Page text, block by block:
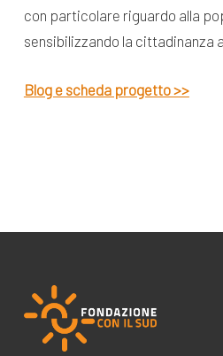
con particolare riguardo alla
sensibilizzando la cittadinanza
Blog e scheda progetto >>